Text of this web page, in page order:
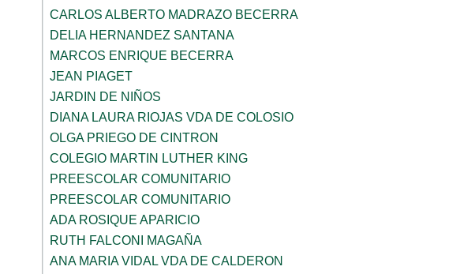
CARLOS ALBERTO MADRAZO BECERRA
DELIA HERNANDEZ SANTANA
MARCOS ENRIQUE BECERRA
JEAN PIAGET
JARDIN DE NIÑOS
DIANA LAURA RIOJAS VDA DE COLOSIO
OLGA PRIEGO DE CINTRON
COLEGIO MARTIN LUTHER KING
PREESCOLAR COMUNITARIO
PREESCOLAR COMUNITARIO
ADA ROSIQUE APARICIO
RUTH FALCONI MAGAÑA
ANA MARIA VIDAL VDA DE CALDERON